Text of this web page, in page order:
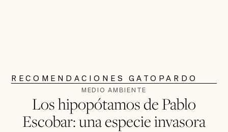
RECOMENDACIONES GATOPARDO
MEDIO AMBIENTE
Los hipopótamos de Pablo
Escobar: una especie invasora